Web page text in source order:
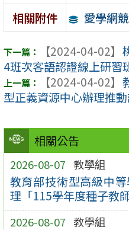
相關公告
2026-08-07 教學組
教育部技術型高級中
理「115學年度種子教
2026-08-07 教學組
相關附件
愛學網
【2024-04-02】
4班次客語認證線上研習
【2024-04-02】
型正義資源中心辦理推